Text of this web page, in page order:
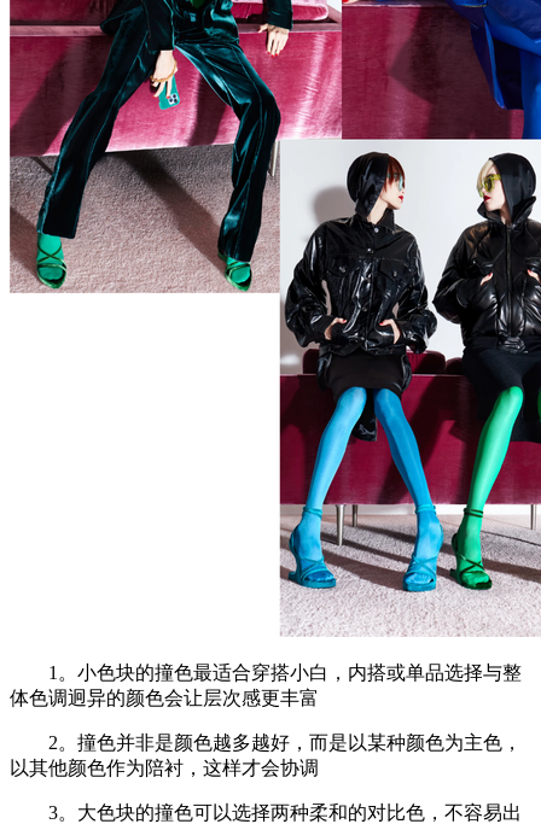
1。小色块的撞色最适合穿搭小白，内搭或单品选择与整
体色调迥异的颜色会让层次感更丰富
2。撞色并非是颜色越多越好，而是以某种颜色为主色，
以其他颜色作为陪衬，这样才会协调
3。大色块的撞色可以选择两种柔和的对比色，不容易出